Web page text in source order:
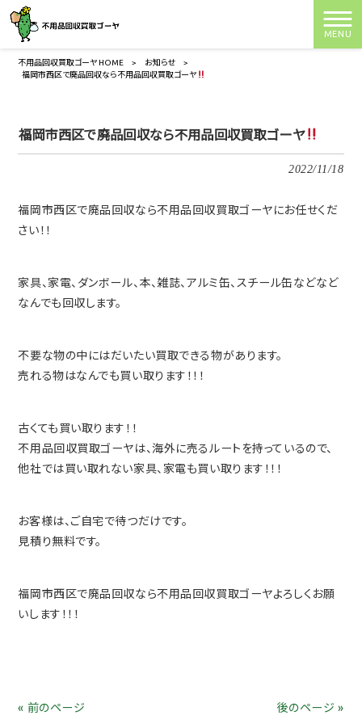
MENU
不用品回収買取ゴーヤ HOME > お知らせ
>
福岡市西区で廃品回収なら不用品回収買取ゴーヤ
福岡市西区で廃品回収なら不用品回収買取ゴーヤ
2022/11/18
福岡市西区で廃品回収なら不用品回収買取ゴーヤにお任せくだ
さい！！
家具、家電、ダンボール、本、雑誌、アルミ缶、スチール缶などなど
なんでも回収します。
不要な物の中にはだいたい買取できる物があります。
売れる物はなんでも買い取ります！！！
古くても買い取ります！！
不用品回収買取ゴーヤは、海外に売るルートを持っているので、
他社では買い取れない家具、家電も買い取ります！！！
お客様は、ご自宅で待つだけです。
見積り無料です。
福岡市西区で廃品回収なら不用品回収買取ゴーヤよろしくお願
いします！！！
« 前のページ 後のページ »